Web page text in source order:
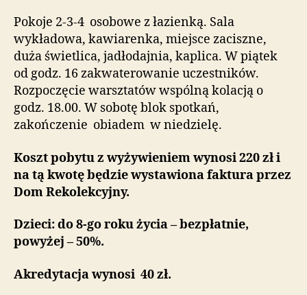
Pokoje 2-3-4 osobowe z łazienką. Sala
wykładowa, kawiarenka, miejsce zaciszne,
duża świetlica, jadłodajnia, kaplica. W piątek
od godz. 16 zakwaterowanie uczestników.
Rozpoczęcie warsztatów wspólną kolacją o
godz. 18.00. W sobotę blok spotkań,
zakończenie obiadem w niedzielę.
Koszt pobytu z wyżywieniem wynosi 220 zł i
na tą kwotę będzie wystawiona faktura przez
Dom Rekolekcyjny.
Dzieci: do 8-go roku życia – bezpłatnie,
powyżej – 50%.
Akredytacja wynosi 40 zł.